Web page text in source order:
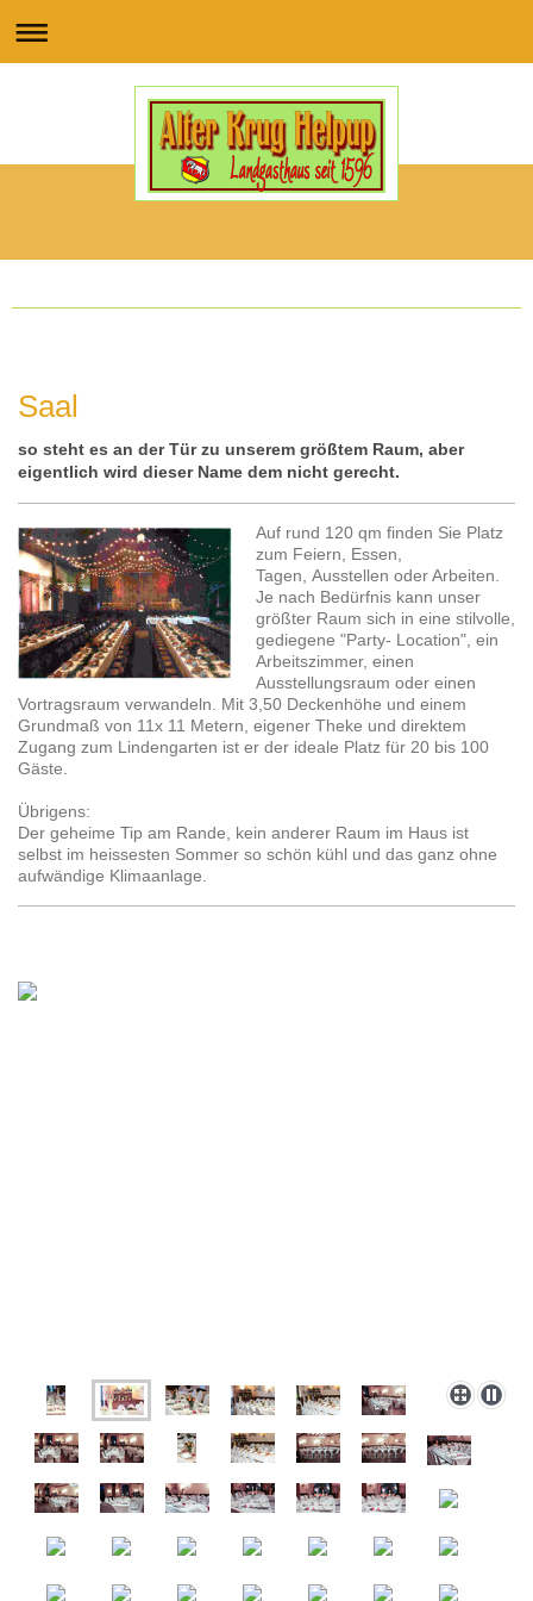
Saal
so steht es an der Tür zu unserem größtem Raum, aber
eigentlich wird dieser Name dem nicht gerecht.
Auf rund 120 qm finden Sie Platz
zum Feiern, Essen,
Tagen, Ausstellen oder Arbeiten.
Je nach Bedürfnis kann unser
größter Raum sich in eine stilvolle,
gediegene "Party- Location", ein
Arbeitszimmer, einen
Ausstellungsraum oder einen
Vortragsraum verwandeln. Mit 3,50 Deckenhöhe und einem
Grundmaß von 11x 11 Metern, eigener Theke und direktem
Zugang zum Lindengarten ist er der ideale Platz für 20 bis 100
Gäste.
Übrigens:
Der geheime Tip am Rande, kein anderer Raum im Haus ist
selbst im heissesten Sommer so schön kühl und das ganz ohne
aufwändige Klimaanlage.